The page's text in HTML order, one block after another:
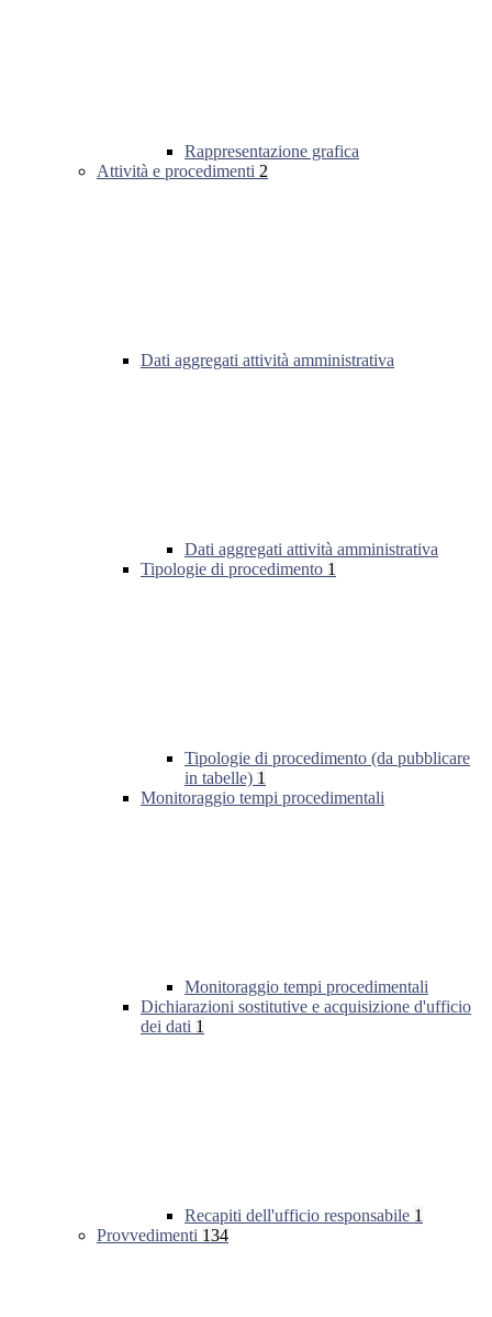
Rappresentazione grafica
Attività e procedimenti 2
Dati aggregati attività amministrativa
Dati aggregati attività amministrativa
Tipologie di procedimento 1
Tipologie di procedimento (da pubblicare
in tabelle) 1
Monitoraggio tempi procedimentali
Monitoraggio tempi procedimentali
Dichiarazioni sostitutive e acquisizione d'ufficio
dei dati 1
Recapiti dell'ufficio responsabile 1
Provvedimenti 134